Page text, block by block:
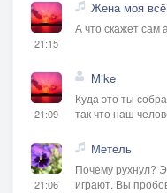
21:15
Жена моя
А что скажет сам
21:09
Mike
Куда это ты
так что наш
21:06
Метель
Почему рухнул?
играют. Вы